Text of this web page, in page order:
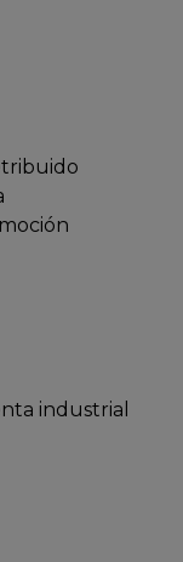
industrial